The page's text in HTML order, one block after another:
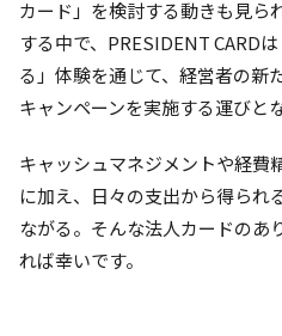
カード」を検討する動きも見ら
する中で、PRESIDENT CARD
る」体験を通じて、経営者の新
キャンペーンを実施する運びと
キャッシュマネジメントや経費
に加え、日々の支出から得られ
ながる。そんな法人カードのあ
れば幸いです。